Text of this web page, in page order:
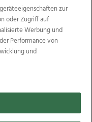
Wimmer
Ischler Woche
OÖN Immobilien
Galerien
& Co KG
zur
oder Zugriff auf
Werbung und
Performance von
und